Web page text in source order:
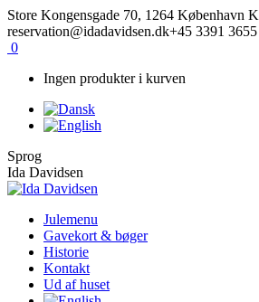
Skip
to
content
Facebook
Instagram
Store Kongensgade 70, 1264 København K
reservation@idadavidsen.dk+45 3391 3655
0
Ingen produkter i kurven
Sprog
Ida Davidsen
Julemenu
Gavekort & bøger
Historie
Kontakt
Ud af huset